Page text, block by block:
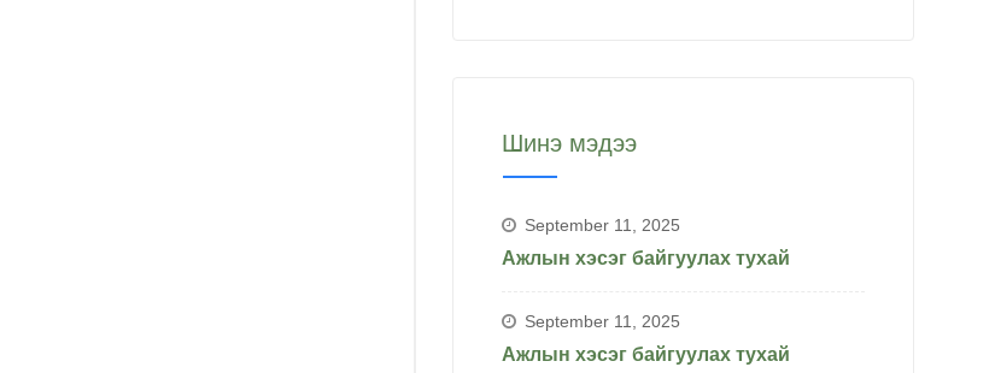
Шинэ мэдээ
September 11, 2025
Ажлын хэсэг байгуулах тухай
September 11, 2025
Ажлын хэсэг байгуулах тухай